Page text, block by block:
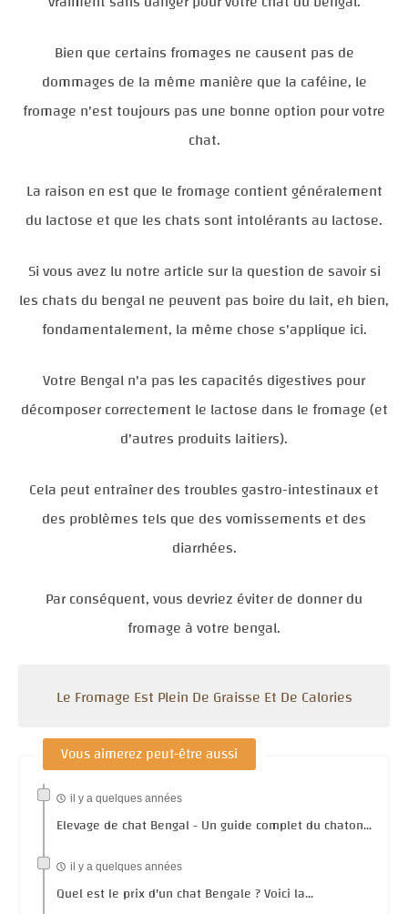
Bien que certains fromages ne causent pas de
dommages de la même manière que la caféine, le
fromage n'est toujours pas une bonne option pour votre
chat.
La raison en est que le fromage contient généralement
du lactose et que les chats sont intolérants au lactose.
Si vous avez lu notre article sur la question de savoir si
les chats du bengal ne peuvent pas boire du lait, eh bien,
fondamentalement, la même chose s'applique ici.
Votre Bengal n'a pas les capacités digestives pour
décomposer correctement le lactose dans le fromage (et
d'autres produits laitiers).
Cela peut entraîner des troubles gastro-intestinaux et
des problèmes tels que des vomissements et des
diarrhées.
Par conséquent, vous devriez éviter de donner du
fromage à votre bengal.
Le Fromage Est Plein De Graisse Et De Calories
Vous aimerez peut-être aussi
il y a quelques années
Elevage de chat Bengal - Un guide complet du chaton...
il y a quelques années
Quel est le prix d'un chat Bengale ? Voici la...